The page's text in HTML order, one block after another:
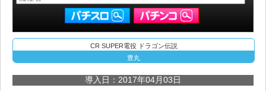
CR SUPER電役 ドラゴン伝説
豊丸
導入日：2017年04月03日